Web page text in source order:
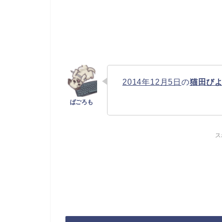
2014年12月5日 の猫田び